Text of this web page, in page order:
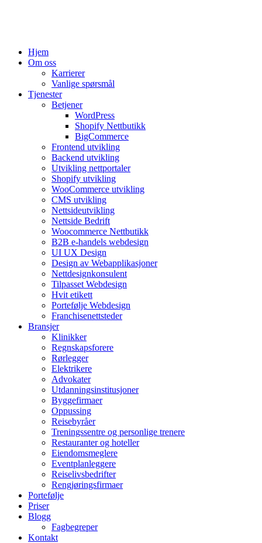
Hjem
Om oss
Karrierer
Vanlige spørsmål
Tjenester
Betjener
WordPress
Shopify Nettbutikk
BigCommerce
Frontend utvikling
Backend utvikling
Utvikling nettportaler
Shopify utvikling
WooCommerce utvikling
CMS utvikling
Nettsideutvikling
Nettside Bedrift
Woocommerce Nettbutikk
B2B e-handels webdesign
UI UX Design
Design av Webapplikasjoner
Nettdesignkonsulent
Tilpasset Webdesign
Hvit etikett
Portefølje Webdesign
Franchisenettsteder
Bransjer
Klinikker
Regnskapsforere
Rørlegger
Elektrikere
Advokater
Utdanningsinstitusjoner
Byggefirmaer
Oppussing
Reisebyråer
Treningssentre og personlige trenere
Restauranter og hoteller
Eiendomsmeglere
Eventplanleggere
Reiselivsbedrifter
Rengjøringsfirmaer
Portefølje
Priser
Blogg
Fagbegreper
Kontakt